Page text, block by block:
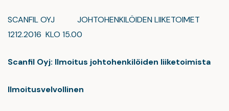
SCANFIL OYJ JOHTOHENKILÖIDEN LIIKETOIMET
1212.2016 KLO 15.00
Scanfil Oyj: Ilmoitus johtohenkilöiden liiketoimista
Ilmoitusvelvollinen